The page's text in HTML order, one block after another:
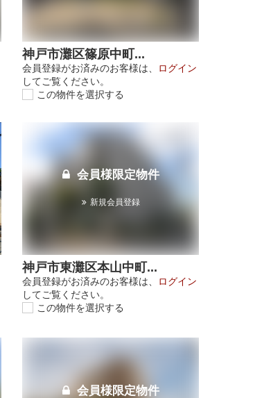
神戸市灘区篠原中町...
会員登録がお済みのお客様は、
ログイン
してご覧ください。
この物件を選択する
会員様限定物件
新規会員登録
神戸市東灘区本山中町...
会員登録がお済みのお客様は、
ログイン
してご覧ください。
この物件を選択する
会員様限定物件